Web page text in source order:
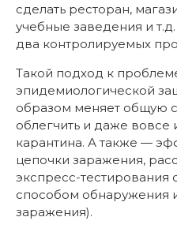
сделать ресторан,
учебные заведения и
два контролируемых
Такой подход к
эпидемиологической
образом меняет общую
облегчить и даже вовсе
карантина. А также —
цепочки заражения,
экспресс-
способом обнаружения
заражения).